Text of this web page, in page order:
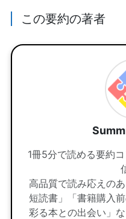
この要約の著者
1冊5分で読める要約
高品質で読み応えの
短読書」「書籍購入
彩る本との出会い」